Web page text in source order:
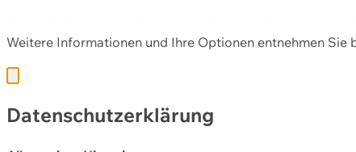
Weitere Informationen und Ihre Optionen entnehmen Sie
Datenschutzerklärung